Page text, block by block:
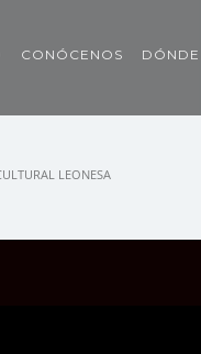
CONÓCENOS
LEONESA